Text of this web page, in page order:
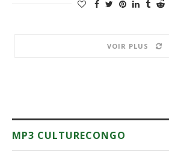
VOIR PLUS
MP3 CULTURECONGO